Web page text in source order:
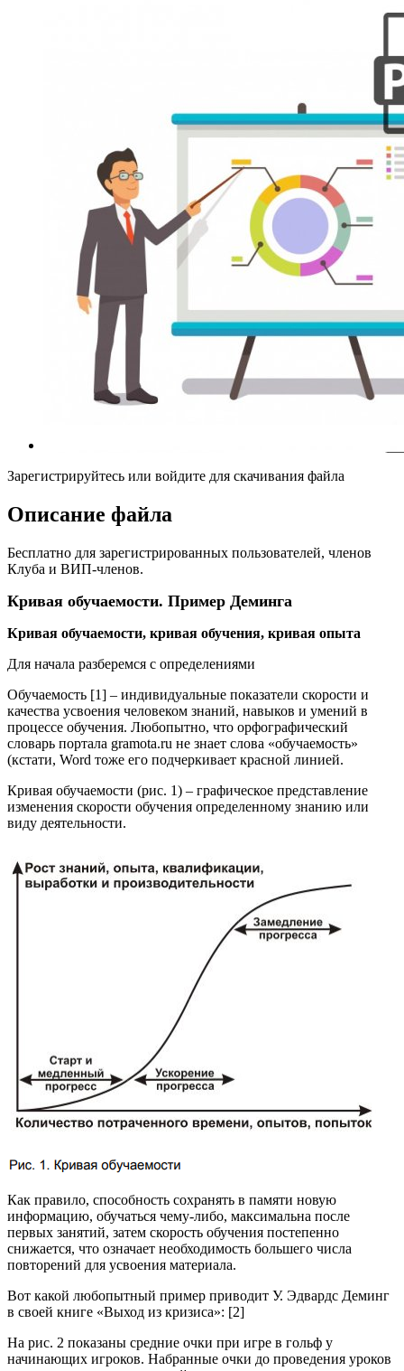
Зарегистрируйтесь или войдите для скачивания файла
Описание файла
Бесплатно для зарегистрированных пользователей, членов
Клуба и ВИП-членов.
Кривая обучаемости. Пример Деминга
Кривая обучаемости, кривая обучения, кривая опыта
Для начала разберемся с определениями
Обучаемость [1] – индивидуальные показатели скорости и
качества усвоения человеком знаний, навыков и умений в
процессе обучения. Любопытно, что орфографический
словарь портала gramota.ru не знает слова «обучаемость»
(кстати, Word тоже его подчеркивает красной линией.
Кривая обучаемости (рис. 1) – графическое представление
изменения скорости обучения определенному знанию или
виду деятельности.
Как правило, способность сохранять в памяти новую
информацию, обучаться чему-либо, максимальна после
первых занятий, затем скорость обучения постепенно
снижается, что означает необходимость большего числа
повторений для усвоения материала.
Вот какой любопытный пример приводит У. Эдвардс Деминг
в своей книге «Выход из кризиса»: [2]
На рис. 2 показаны средние очки при игре в гольф у
начинающих игроков. Набранные очки до проведения уроков